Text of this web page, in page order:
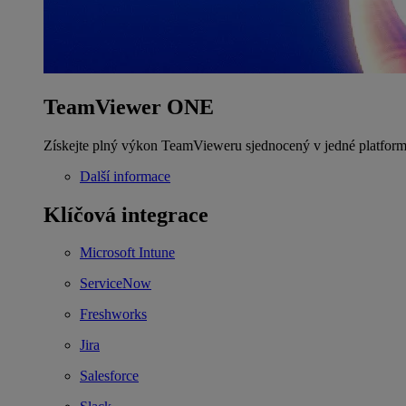
TeamViewer ONE
Získejte plný výkon TeamVieweru sjednocený v jedné
Další informace
Klíčová integrace
Microsoft Intune
ServiceNow
Freshworks
Jira
Salesforce